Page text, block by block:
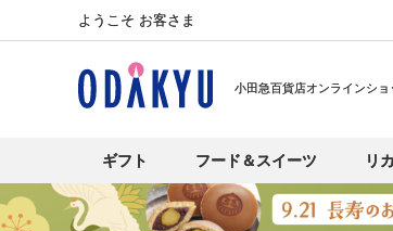
ようこそ お客さま
小田急百貨店オンラインショ
ギフト フード＆スイーツ リ